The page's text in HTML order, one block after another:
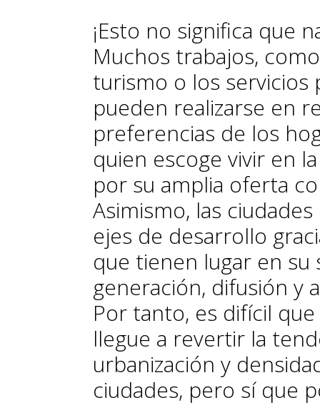
¡Esto no significa que
Muchos trabajos,
turismo o los
pueden realizarse en
preferencias de los
quien escoge vivir en
por su amplia oferta
Asimismo, las
ejes de desarrollo
que tienen lugar en
generación, difusión y
Por tanto, es difícil
llegue a revertir la
urbanización y
ciudades, pero sí que